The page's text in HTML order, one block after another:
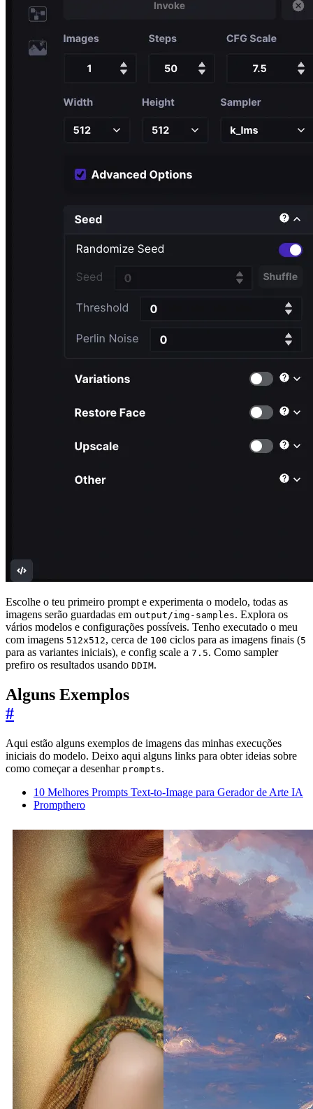
Escolhe o teu primeiro prompt e experimenta o modelo, todas as
imagens serão guardadas em output/img-samples. Explora os
vários modelos e configurações possíveis. Tenho executado o meu
com imagens 512x512, cerca de 100 ciclos para as imagens finais (5
para as variantes iniciais), e config scale a 7.5. Como sampler
prefiro os resultados usando DDIM.
Alguns Exemplos
#
Aqui estão alguns exemplos de imagens das minhas execuções
iniciais do modelo. Deixo aqui alguns links para obter ideias sobre
como começar a desenhar prompts.
10 Melhores Prompts Text-to-Image para Gerador de Arte IA
Prompthero